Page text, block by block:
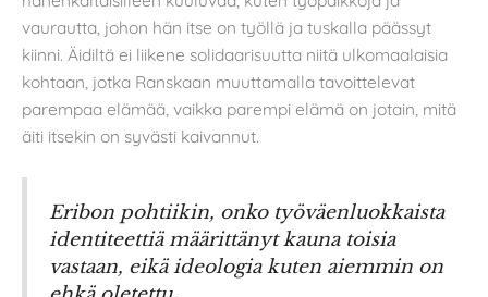
vaurautta, johon hän itse on työllä ja tuskalla päässyt
kiinni. Äidiltä ei liikene solidaarisuutta niitä ulkomaalaisia
kohtaan, jotka Ranskaan muuttamalla tavoittelevat
parempaa elämää, vaikka parempi elämä on jotain, mitä
äiti itsekin on syvästi kaivannut.
Eribon pohtiikin, onko työväenluokkaista
identiteettiä määrittänyt kauna toisia
vastaan, eikä ideologia kuten aiemmin on